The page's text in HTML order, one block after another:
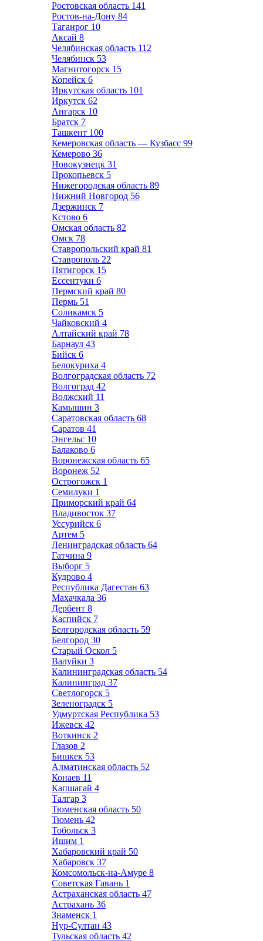
Ростовская область 141
Ростов-на-Дону 84
Таганрог 10
Аксай 8
Челябинская область 112
Челябинск 53
Магнитогорск 15
Копейск 6
Иркутская область 101
Иркутск 62
Ангарск 10
Братск 7
Ташкент 100
Кемеровская область — Кузбасс 99
Кемерово 36
Новокузнецк 31
Прокопьевск 5
Нижегородская область 89
Нижний Новгород 56
Дзержинск 7
Кстово 6
Омская область 82
Омск 78
Ставропольский край 81
Ставрополь 22
Пятигорск 15
Ессентуки 6
Пермский край 80
Пермь 51
Соликамск 5
Чайковский 4
Алтайский край 78
Барнаул 43
Бийск 6
Белокуриха 4
Волгоградская область 72
Волгоград 42
Волжский 11
Камышин 3
Саратовская область 68
Саратов 41
Энгельс 10
Балаково 6
Воронежская область 65
Воронеж 52
Острогожск 1
Семилуки 1
Приморский край 64
Владивосток 37
Уссурийск 6
Артем 5
Ленинградская область 64
Гатчина 9
Выборг 5
Кудрово 4
Республика Дагестан 63
Махачкала 36
Дербент 8
Каспийск 7
Белгородская область 59
Белгород 30
Старый Оскол 5
Валуйки 3
Калининградская область 54
Калининград 37
Светлогорск 5
Зеленоградск 5
Удмуртская Республика 53
Ижевск 42
Воткинск 2
Глазов 2
Бишкек 53
Алматинская область 52
Конаев 11
Капшагай 4
Талгар 3
Тюменская область 50
Тюмень 42
Тобольск 3
Ишим 1
Хабаровский край 50
Хабаровск 37
Комсомольск-на-Амуре 8
Советская Гавань 1
Астраханская область 47
Астрахань 36
Знаменск 1
Нур-Султан 43
Тульская область 42